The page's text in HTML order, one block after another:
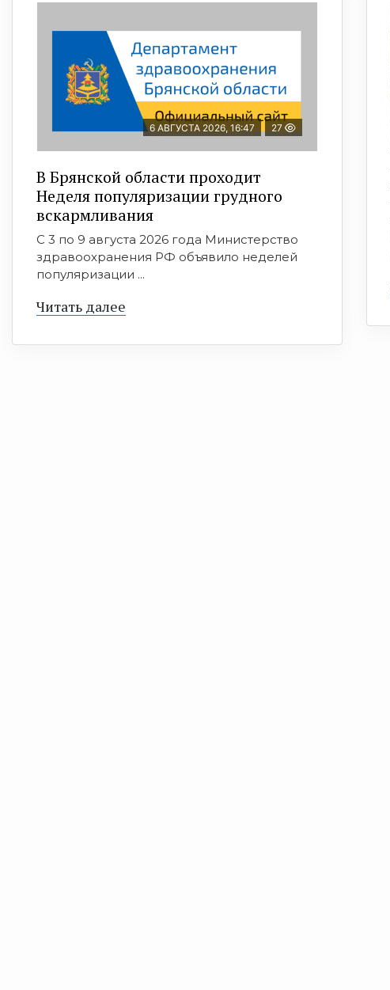
6 АВГУСТА 2026, 16:47 27
В Брянской области проходит
Неделя популяризации грудного
вскармливания
С 3 по 9 августа 2026 года Министерство
здравоохранения РФ объявило неделей
популяризации ...
Читать далее